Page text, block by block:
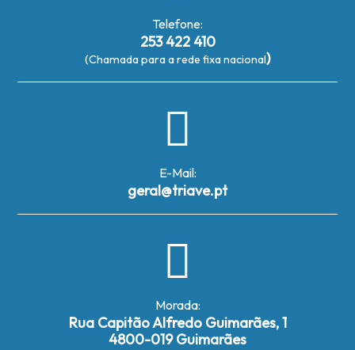
Telefone:
253 422 410
(Chamada para a rede fixa nacional)
E-Mail:
geral@triave.pt
Morada:
Rua Capitão Alfredo Guimarães, 1
4800-019 Guimarães